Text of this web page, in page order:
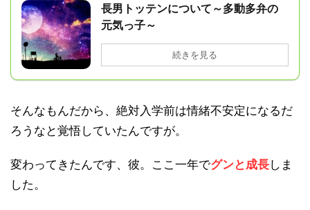
長男トッテンについて～多動多弁の
元気っ子～
続きを見る
そんなもんだから、絶対入学前は情緒不安定になるだ
ろうなと覚悟していたんですが。
変わってきたんです、彼。ここ一年でグンと成長しま
した。